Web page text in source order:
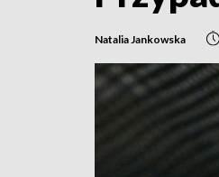
Natalia Jankowska